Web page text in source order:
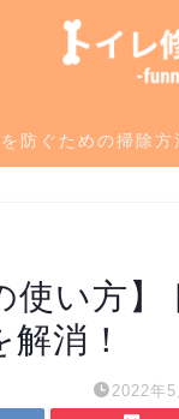
防ぐための掃除方
使い方】
消！
2022年5